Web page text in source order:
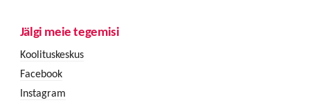
Jälgi meie tegemisi
Koolituskeskus
Facebook
Instagram